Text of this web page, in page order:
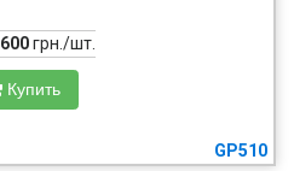
600грн./шт.
Купить
GP510